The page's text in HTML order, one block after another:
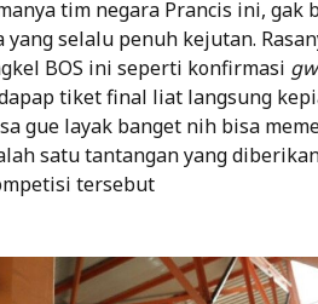
tim negara Prancis ini,
selalu penuh kejutan.
BOS ini seperti konfirmasi
tiket final liat langsung
gue layak banget nih bisa
satu tantangan yang
tersebut